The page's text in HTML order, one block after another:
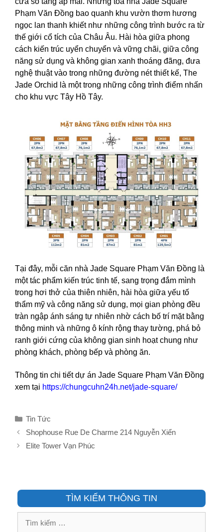
Phạm Văn Đồng bao quanh khu vườn thơm hương
ngọc lan thanh khiết như những công trình bước ra từ
thế giới cổ tích của Châu Âu. Hài hòa giữa phong
cách kiến trúc uyển chuyển và vững chãi, giữa công
năng sử dụng và không gian xanh thoáng đãng, đưa
nghệ thuật vào trong những đường nét thiết kế, The
Jade Orchid là một trong những công trình điểm nhấn
cho khu vực Tây Hồ Tây.
Tại đây, mỗi căn nhà Jade Square Phạm Văn Đồng là
một tác phẩm kiến trúc tinh tế, sang trọng đắm mình
trong hơi thở của thiên nhiên, hài hòa giữa yếu tố
thẩm mỹ và công năng sử dụng, mọi gian phòng đều
tràn ngập ánh sáng tự nhiên nhờ cách bố trí mặt bằng
thông minh và những ô kính rộng thay tường, phá bỏ
ranh giới cứng của không gian sinh hoạt chung như
phòng khách, phòng bếp và phòng ăn.
Thông tin chi tiết dự án Jade Square Phạm Văn Đồng
xem tại https://chungcuhn24h.net/jade-square/
Danh
mục
Tin Tức
Shophouse Rue De Charme 214 Nguyễn Xiển
Elite Tower Vạn Phúc
TÌM KIẾM THÔNG TIN
Tìm